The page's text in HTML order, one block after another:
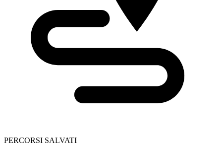
PERCORSI SALVATI